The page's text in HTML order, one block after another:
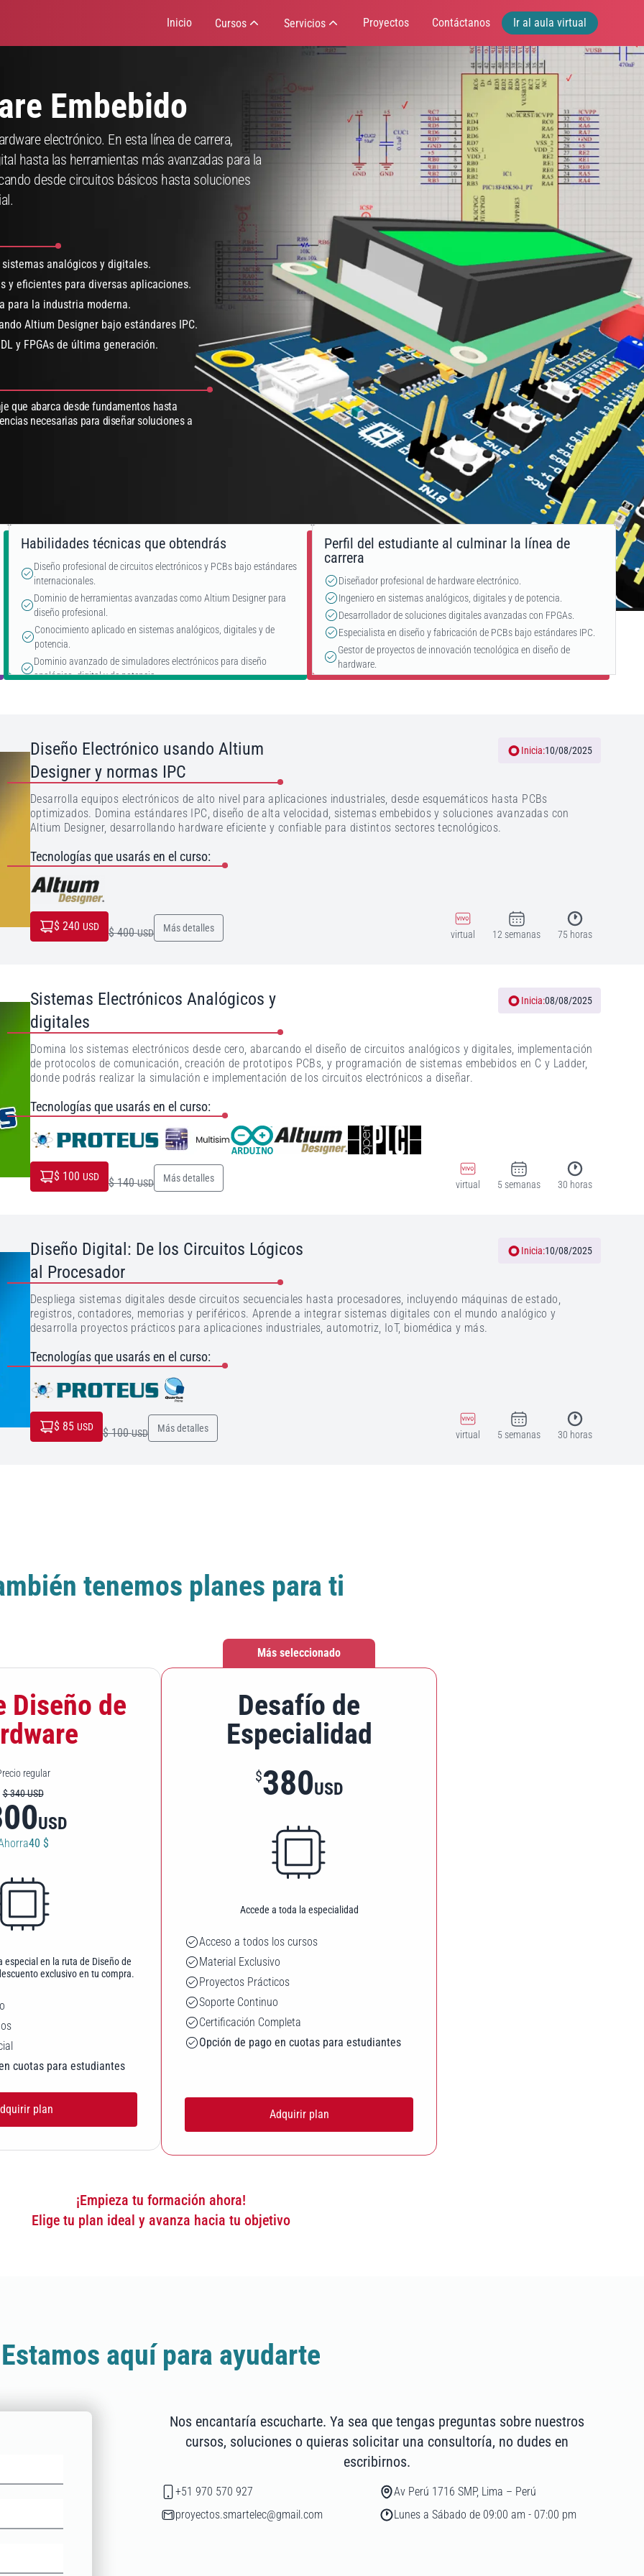
Inicio Cursos Servicios Proyectos Contáctanos Ir al aula virtual
Embebido
electrónico. En esta línea de carrera,
hasta las herramientas más avanzadas para la
desde circuitos básicos hasta soluciones
analógicos y digitales.
y eficientes para diversas aplicaciones.
para la industria moderna.
Altium Designer bajo estándares IPC.
y FPGAs de última generación.
que abarca desde fundamentos hasta
necesarias para diseñar soluciones a
Habilidades técnicas que obtendrás
Diseño profesional de circuitos electrónicos y PCBs bajo estándares
internacionales.
Dominio de herramientas avanzadas como Altium Designer para
diseño profesional.
Conocimiento aplicado en sistemas analógicos, digitales y de
potencia.
Dominio avanzado de simuladores electrónicos para diseño
analógico, digital y de potencia.
Perfil del estudiante al culminar la línea de
carrera
Diseñador profesional de hardware electrónico.
Ingeniero en sistemas analógicos, digitales y de potencia.
Desarrollador de soluciones digitales avanzadas con FPGAs.
Especialista en diseño y fabricación de PCBs bajo estándares IPC.
Gestor de proyectos de innovación tecnológica en diseño de
hardware.
Inicia:10/08/2025
Diseño Electrónico usando Altium
Designer y normas IPC
Desarrolla equipos electrónicos de alto nivel para aplicaciones industriales, desde esquemáticos hasta PCBs
optimizados. Domina estándares IPC, diseño de alta velocidad, sistemas embebidos y soluciones avanzadas con
Altium Designer, desarrollando hardware eficiente y confiable para distintos sectores tecnológicos.
Tecnologías que usarás en el curso:
virtual 12 semanas 75 horas
$ 400USD
$ 240 USD Más detalles
Inicia:08/08/2025
Sistemas Electrónicos Analógicos y
digitales
Domina los sistemas electrónicos desde cero, abarcando el diseño de circuitos analógicos y digitales, implementación
de protocolos de comunicación, creación de prototipos PCBs, y programación de sistemas embebidos en C y Ladder,
donde podrás realizar la simulación e implementación de los circuitos electrónicos a diseñar.
Tecnologías que usarás en el curso:
virtual 5 semanas 30 horas
$ 140USD
$ 100 USD Más detalles
Inicia:10/08/2025
Diseño Digital: De los Circuitos Lógicos
al Procesador
Despliega sistemas digitales desde circuitos secuenciales hasta procesadores, incluyendo máquinas de estado,
registros, contadores, memorias y periféricos. Aprende a integrar sistemas digitales con el mundo analógico y
desarrolla proyectos prácticos para aplicaciones industriales, automotriz, IoT, biomédica y más.
Tecnologías que usarás en el curso:
virtual 5 semanas 30 horas
$ 100USD
$ 85 USD Más detalles
tenemos planes para ti
Diseño de
regular
$ 340 USD
USD
40 $
especial en la ruta de Diseño de
exclusivo en tu compra.
cuotas para estudiantes
plan
Más seleccionado
Desafío de
Especialidad
$380USD
Accede a toda la especialidad
Acceso a todos los cursos
Material Exclusivo
Proyectos Prácticos
Soporte Continuo
Certificación Completa
Opción de pago en cuotas para estudiantes
Adquirir plan
¡Empieza tu formación ahora!
Elige tu plan ideal y avanza hacia tu objetivo
Estamos aquí para ayudarte
Nos encantaría escucharte. Ya sea que tengas preguntas sobre nuestros
cursos, soluciones o quieras solicitar una consultoría, no dudes en
escribirnos.
+51 970 570 927
Av Perú 1716 SMP, Lima – Perú
proyectos.smartelec@gmail.com
Lunes a Sábado de 09:00 am - 07:00 pm